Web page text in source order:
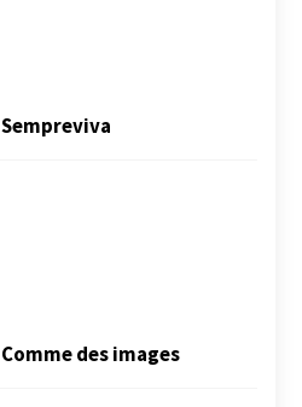
Sempreviva
Comme des images